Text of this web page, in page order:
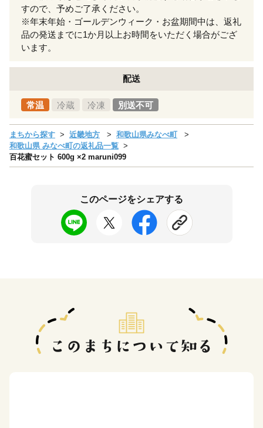
すので、予めご了承ください。
※年末年始・ゴールデンウィーク・お盆期間中は、返礼
品の発送までに1か月以上お時間をいただく場合がござ
います。
配送
常温 冷蔵 冷凍 別送不可
まちから探す 近畿地方
和歌山県みなべ町
和歌山県 みなべ町の返礼品一覧
百花蜜セット 600g ×2 maruni099
このページをシェアする